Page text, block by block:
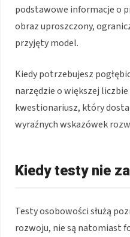
podstawowe informacje o
obraz uproszczony,
przyjęty model.
Kiedy potrzebujesz
narzędzie o większej
kwestionariusz, który
wyraźnych wskazówek
Kiedy testy nie
Testy osobowości służą
rozwoju, nie są natomiast